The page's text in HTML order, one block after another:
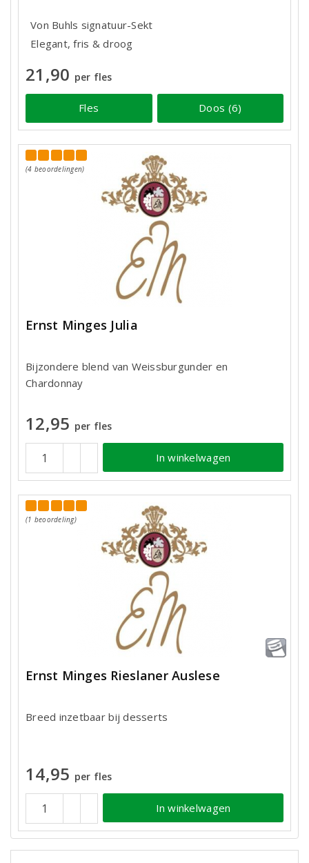
Von Buhls signatuur-Sekt
Elegant, fris & droog
21,90 per fles
Fles Doos (6)
(4 beoordelingen)
Ernst Minges Julia
Bijzondere blend van Weissburgunder en
Chardonnay
12,95 per fles
In winkelwagen
(1 beoordeling)
Ernst Minges Rieslaner Auslese
Breed inzetbaar bij desserts
14,95 per fles
In winkelwagen